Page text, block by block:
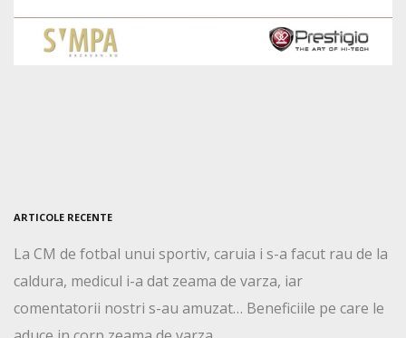
ARTICOLE RECENTE
La CM de fotbal unui sportiv, caruia i s-a facut rau de la
caldura, medicul i-a dat zeama de varza, iar
comentatorii nostri s-au amuzat… Beneficiile pe care le